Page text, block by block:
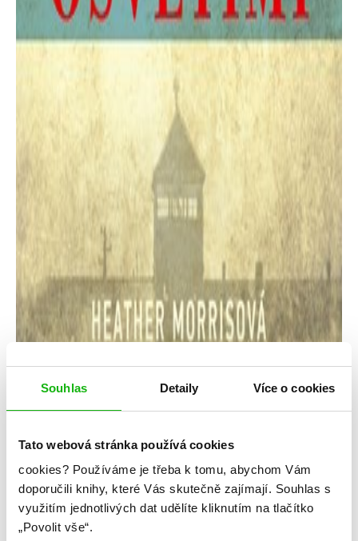
Souhlas Detaily Více o cookies
Tato webová stránka používá cookies
cookies? Používáme je třeba k tomu, abychom Vám
doporučili knihy, které Vás skutečně zajímají. Souhlas s
využitím jednotlivých dat udělíte kliknutím na tlačítko
„Povolit vše“.
Tatér z Osvětimi (brož.)
Heather Morrisová